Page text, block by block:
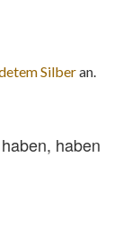
Silberan.
haben